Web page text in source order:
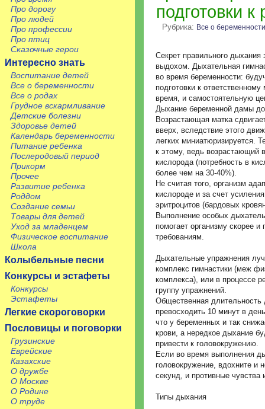
Про дорогу
Про людей
Про профессии
Про птиц
Сказочные герои
Интересно знать
Воспитание детей
Все о беременности
Все о родах
Грудное вскармливание
Детские болезни
Здоровье детей
Календарь беременности
Питание ребенка
Послеродовый период
Прикорм
Прочее
Развитие ребенка
Роддом
Создание семьи
Товары для детей
Уход за младенцем
Физическое воспитание
Школа
Колыбельные песни
Конкурсы и эстафеты
Конкурсы
Эстафеты
Легкие скороговорки
Пословицы и поговорки
Грузинские
Еврейские
Казахские
О дружбе
О Москве
О Родине
О труде
подготовки к
Рубрика: Все о беременности
Секрет правильного
выдохом. Дыхательная
во время беременности:
подготовки к
время, и самостоятельную
Дыхание беременной дамы
Возрастающая матка
вверх, вследствие этого
легких миниатюризируется.
к этому, ведь возрастающий
кислорода (потребность в
более чем на 30-40%).
Не считая того, организм
кислороде и за счет
эритроцитов (бардовых
Выполнение особых
помогает организму скорее
требованиям.
Дыхательные упражнения
комплекс гимнастики (меж
комплекса), или в процессе
группу упражнений.
Общественная длительность
превосходить 10 минут в
что у беременных и так
крови, а нередкое дыхание
привести к головокружению.
Если во время выполнения
головокружение, вдохните и
секунд, и противные чувства
Типы дыхания